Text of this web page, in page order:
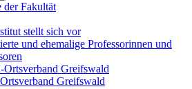
der Fakultät
stellt sich vor
und ehemalige Professorinnen und
Greifswald
Greifswald